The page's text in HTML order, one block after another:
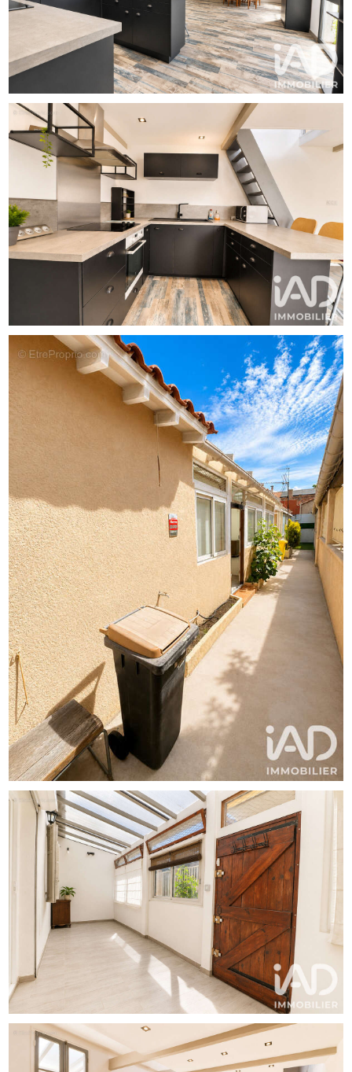
L'emplacement idéal de cette maison en plein cOEur de
Marseille en fait un bien recherché pour les investisseurs
ou les personnes souhaitant profiter de la vie citadine tout
en bénéficiant du calme d'une impasse.
Les équipements modernes tels que la fibre optique, le
câble TV et le chauffage individuel électrique assurent un
confort au quotidien.
L'exposition plein sud garantit une belle luminosité tout au
long de la journée, créant ainsi une atmosphère
chaleureuse et accueillante. Pas besoin de travaux, cette
maison est prête à accueillir de nouveaux occupants.
Petite copropriété familiale de 3 lots uniquement.
Pas de charges et taxe foncière très faible. Ce qui en fait
un bien très économique au quotidien.
Les commodités sont facilement accessibles à pied, avec
des commerces, des restaurants et des transports en
commun à proximité immédiate.
Nombreux autres atouts à découvrir.
La presente annonce immobiliere vise 1 lot situé dans une
copropriété de 3 lots au total et ne faisant l'objet d'aucune
procédure en cours citée à l'article L. 721-1 du code de la
construction et de l'habitation. Montant moyen mensuel
de charges déclaré par le vendeur : 0¤ par mois (soit 0 ¤
annuel). Honoraires d'agence à la charge du vendeur.
La présentation d'une pièce d'identité en cours de validité
sera demandée à la visite, conformément à l'article L. 561-
5 du Code monétaire et financier. Les informations sur les
risques auxquels ce bien est exposé, y compris
l'obligation légale de débroussaillement, sont disponibles
sur le site Géorisques : http://www.georisques.gouv.fr.
La présente annonce immobilière a été rédigée sous la
responsabilité éditoriale de M Joris Alcaraz mandataire
indépendant en immobilier (sans détention de fonds),
agent commercial de la SAS I@D France immatriculé au
RSAC de MARSEILLE sous le numéro 822903969,
titulaire de la carte de démarchage immobilier pour le
compte de la société I@D France SAS.Informations LOI
ALUR : Soumis au régime de copropriété. Nombre de lots :
3. Honoraires charge vendeur.
(gedeon_6727_33537693)